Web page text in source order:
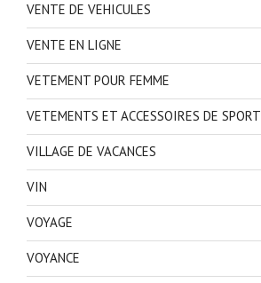
VENTE DE VEHICULES
VENTE EN LIGNE
VETEMENT POUR FEMME
VETEMENTS ET ACCESSOIRES DE SPORT
VILLAGE DE VACANCES
VIN
VOYAGE
VOYANCE